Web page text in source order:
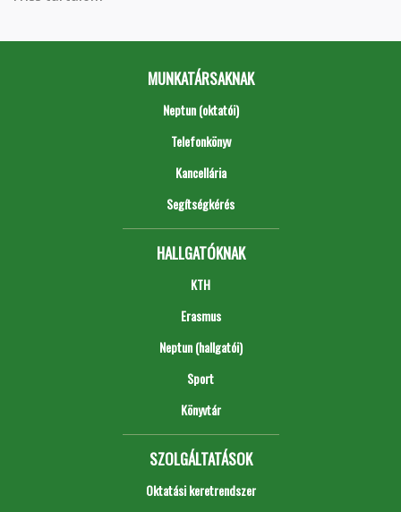
MUNKATÁRSAKNAK
Neptun (oktatói)
Telefonkönyv
Kancellária
Segítségkérés
HALLGATÓKNAK
KTH
Erasmus
Neptun (hallgatói)
Sport
Könyvtár
SZOLGÁLTATÁSOK
Oktatási keretrendszer